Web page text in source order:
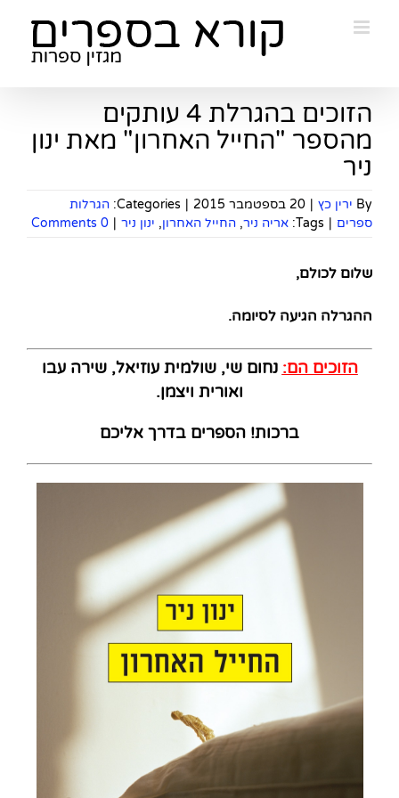
הזוכים בהגרלת 4 עותקים
מהספר "החייל האחרון" מאת ינון
ניר
By ירין כץ | 20 בספטמבר 2015 |
Categories: הגרלות
ספרים |
Tags: אריה ניר, החייל האחרון, ינון ניר |
0 Comments
שלום לכולם,
ההגרלה הגיעה לסיומה.
הזוכים הם: נחום שי, שולמית עוזיאל, שירה עבו
ואורית ויצמן.
ברכות! הספרים בדרך אליכם